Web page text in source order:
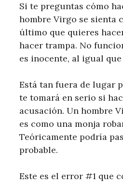
Si te preguntas cómo
hombre Virgo se sienta
último que quieres
hacer trampa. No
es inocente, al igual
Está tan fuera de lugar
te tomará en serio si
acusación. Un hombre
es como una monja
Teóricamente podría
probable.
Este es el error #1 que